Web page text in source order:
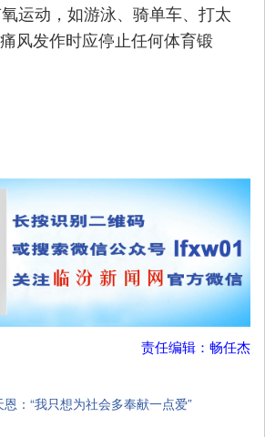
运动，如游泳、骑单车、打太
风发作时应停止任何体育锻
责任编辑：畅任杰
：“我只想为社会多奉献一点爱”